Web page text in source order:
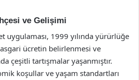
ve Gelişimi
uygulaması, 1999 yılında yürürlüğe
ücretin belirlenmesi ve
çeşitli tartışmalar yaşanmıştır.
koşullar ve yaşam standartları